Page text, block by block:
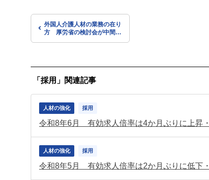
外国人介護人材の業務の在り
方 厚労省の検討会が中間ま
「採用」関連記事
人材の強化 採用
令和8年6月 有効求人倍率は4か月ぶりに上昇
人材の強化 採用
令和8年5月 有効求人倍率は2か月ぶりに低下